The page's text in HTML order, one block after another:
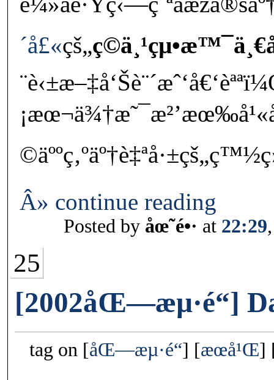
´å£«çš„
Â» continue reading
Posted by åœ˜é•· at 22:29
25
[2002åŒ—æµ·é“]
tag on åŒ—æµ·é“ æœ­å¹Œ